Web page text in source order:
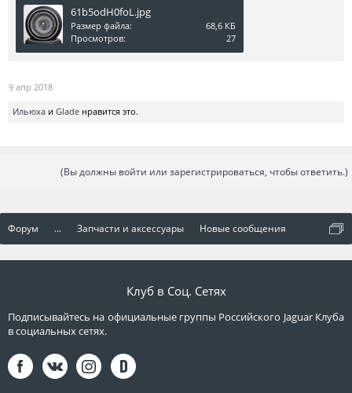
61b5odH0foL.jpg
Размер файла:
68,6 КБ
Просмотров:
27
9 апр 2018
Ильюха и Glade нравится это.
(Вы должны войти или зарегистрироваться, чтобы ответить.)
Форум ... Запчасти и аксессуары Новые сообщения
Клуб в Соц. Сетях
Подписывайтесь на официальные группы Российского Jaguar Клуба
в социальных сетях.